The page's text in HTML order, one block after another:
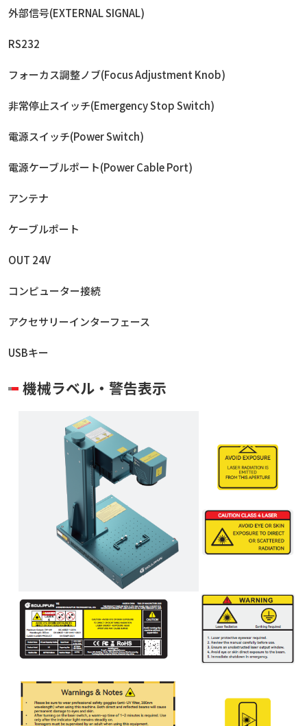
外部信号(EXTERNAL SIGNAL)
RS232
フォーカス調整ノブ(Focus Adjustment Knob)
非常停止スイッチ(Emergency Stop Switch)
電源スイッチ(Power Switch)
電源ケーブルポート(Power Cable Port)
アンテナ
ケーブルポート
OUT 24V
コンピューター接続
アクセサリーインターフェース
USBキー
機械ラベル・警告表示